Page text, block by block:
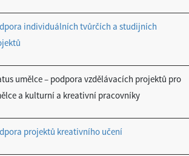
individuálních tvůrčích a studijních
umělce – podpora vzdělávacích projektů pro
a kulturní a kreativní pracovníky
projektů kreativního učení